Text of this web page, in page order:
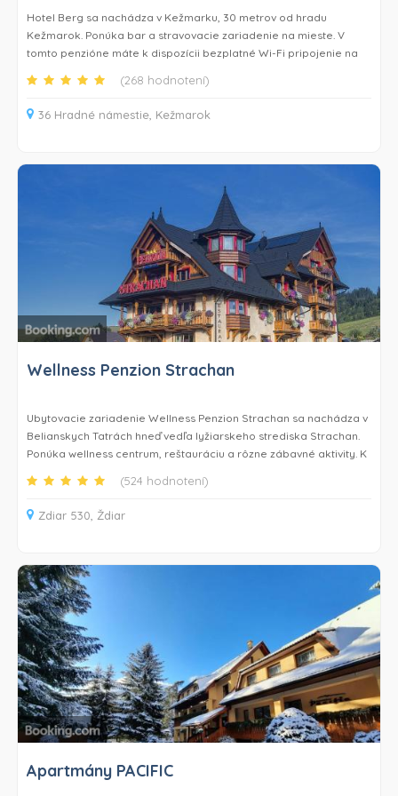
Hotel Berg sa nachádza v Kežmarku, 30 metrov od hradu
Kežmarok. Ponúka bar a stravovacie zariadenie na mieste. V
tomto penzióne máte k dispozícii bezplatné Wi-Fi pripojenie na
obrazovkou.
V penzióne sú izby vybavené písacím stolom. V súkromnej kúpeľni
Počas pobytu si môžete vychutnať raňajky formou bufetu.
Personál na recepcii hovorí po nemecky a anglicky a ochotne
vám kedykoľvek pomôže.
Najbližšie letisko Poprad – Tatry sa nachádza 16 km od penziónu
(268 hodnotení)
36 Hradné námestie, Kežmarok
Wellness Penzion Strachan
Ubytovacie zariadenie Wellness Penzion Strachan sa nachádza v
Belianskych Tatrách hneď vedľa lyžiarskeho strediska Strachan.
Ponúka wellness centrum, reštauráciu a rôzne zábavné aktivity. K
Ubytovacie jednotky v horskom štýle sú vybavené satelitnou TV s
plochou obrazovkou a majú balkón a súkromnú kúpeľňu.
Ubytovacie zariadenie Wellness Penzion Strachan podáva
tradičné slovenské a európske jedlá v reštaurácii na mieste.
Hostia si môžu vychutnať relaxačný priestor vrátane sauny a
vírivky.
Na mieste je k dispozícii detské ihrisko, minigolf a lanový park.
Hostia si môžu požičať lyžiarske vybavenie. Autobusová stanica je
od ubytovania vzdialená 500 metrov a múzeum v meste Ždiar je
vzdialené 2,5 km. Bachledova dolina so zjazdovkami a
(524 hodnotení)
Zdiar 530, Ždiar
Apartmány PACIFIC